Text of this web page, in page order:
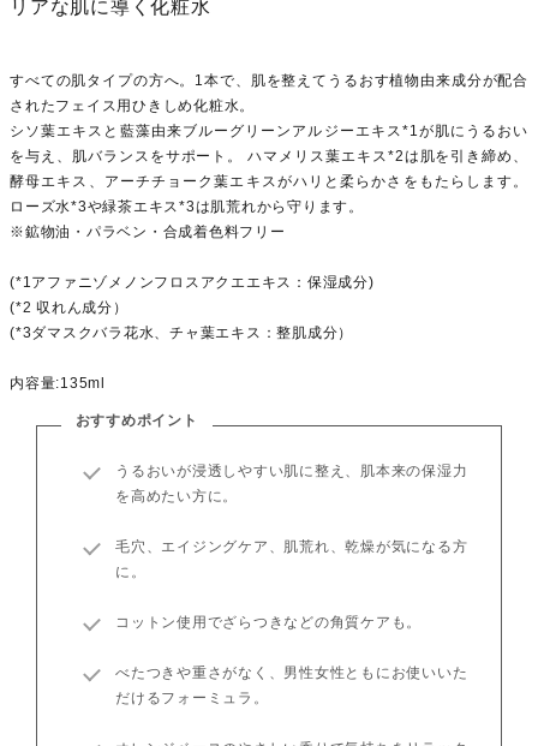
リアな肌に導く化粧水
すべての肌タイプの方へ。1本で、肌を整えてうるおす植物由来成分が配合
されたフェイス用ひきしめ化粧水。
シソ葉エキスと藍藻由来ブルーグリーンアルジーエキス*1が肌にうるおい
を与え、肌バランスをサポート。 ハマメリス葉エキス*2は肌を引き締め、
酵母エキス、アーチチョーク葉エキスがハリと柔らかさをもたらします。
ローズ水*3や緑茶エキス*3は肌荒れから守ります。
※鉱物油・パラベン・合成着色料フリー
(*1アファニゾメノンフロスアクエエキス：保湿成分)
(*2 収れん成分）
(*3ダマスクバラ花水、チャ葉エキス：整肌成分）
内容量:135ml
おすすめポイント
うるおいが浸透しやすい肌に整え、肌本来の保湿力
を高めたい方に。
毛穴、エイジングケア、肌荒れ、乾燥が気になる方
に。
コットン使用でざらつきなどの角質ケアも。
べたつきや重さがなく、男性女性ともにお使いいた
だけるフォーミュラ。